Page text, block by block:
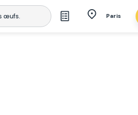
Paris